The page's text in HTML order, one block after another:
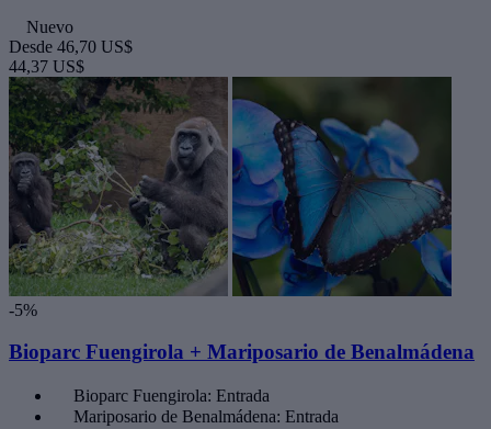
Nuevo
Desde 46,70 US$
44,37 US$
-5%
Bioparc Fuengirola + Mariposario de Benalmádena
Bioparc Fuengirola: Entrada
Mariposario de Benalmádena: Entrada